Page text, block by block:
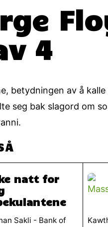
4
betydningen av å
seg bak slagord om
natt for
Sakli - Bank of